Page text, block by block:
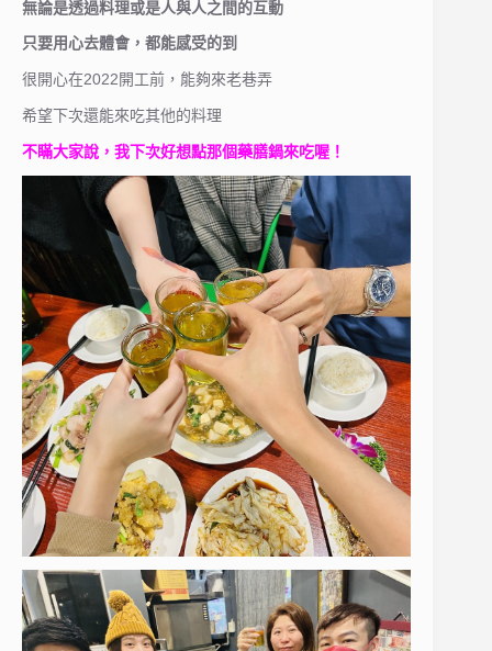
無論是透過料理或是人與人之間的互動
只要用心去體會，都能感受的到
很開心在2022開工前，能夠來老巷弄
希望下次還能來吃其他的料理
不瞞大家說，我下次好想點那個藥膳鍋來吃喔！